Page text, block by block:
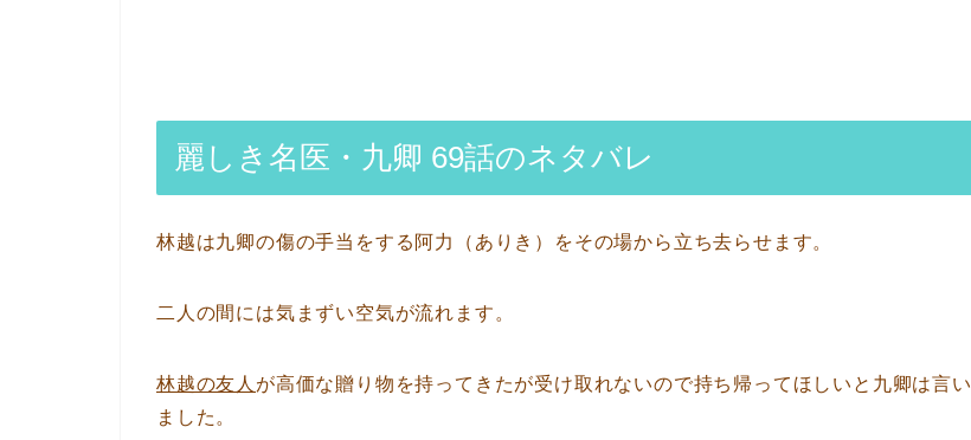
麗しき名医・九卿 69話のネタバレ
林越は九卿の傷の手当をする阿力（ありき）をその場から立ち去らせます。
二人の間には気まずい空気が流れます。
林越の友人 が高価な贈り物を持ってきたが受け取れないので持ち帰ってほしいと九卿は言い
ました。